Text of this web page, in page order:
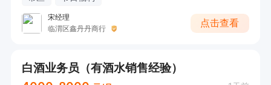
宋经理
临渭区鑫丹丹商行
点击查看
白酒业务员（有酒水销售经验）